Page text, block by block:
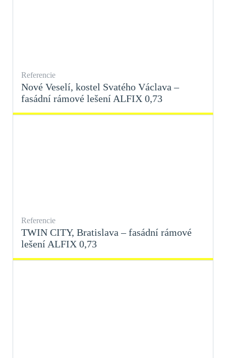
Referencie
Nové Veselí, kostel Svatého Václava –
fasádní rámové lešení ALFIX 0,73
Referencie
TWIN CITY, Bratislava – fasádní rámové
lešení ALFIX 0,73